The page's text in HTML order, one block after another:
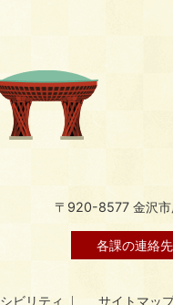
〒920-8577 金沢市
各課の連絡
ビリティ サイトマッ